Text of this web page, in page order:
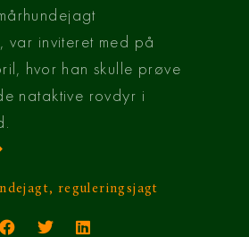
var inviteret med på
hvor han skulle prøve
nataktive rovdyr i
, reguleringsjagt